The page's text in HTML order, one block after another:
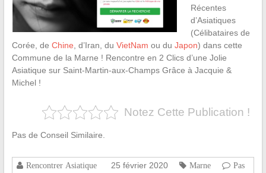
Récentes
d’Asiatiques
(Célibataires de
Corée, de Chine, d’Iran, du VietNam ou du Japon) dans cette
Commune de la Marne ! Rencontre en 2 Clics d’une Jolie
Asiatique sur Saint-Martin-aux-Champs Grâce à Jacquie &
Michel !
Notez Cette Publication !
Pas de Conseil Similaire.
Rencontrer Asiatique 25 février 2020 Marne
Pas